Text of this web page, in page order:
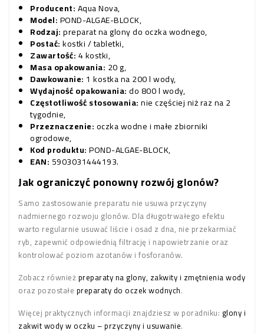
Producent:Aqua Nova,
Model:POND-ALGAE-BLOCK,
Rodzaj:preparat na glony do oczka wodnego,
Postać:kostki / tabletki,
Zawartość:4 kostki,
Masa opakowania: 20 g,
Dawkowanie: 1 kostka na 200 l wody,
Wydajność opakowania:do 800 l wody,
Częstotliwość stosowania:nie częściej niż raz na 2
tygodnie,
Przeznaczenie:oczka wodne i małe zbiorniki
ogrodowe,
Kod produktu:POND-ALGAE-BLOCK,
EAN: 5903031444193.
Jak ograniczyć ponowny rozwój glonów?
Samo zastosowanie preparatu nie usuwa przyczyny
nadmiernego rozwoju glonów. Dla długotrwałego efektu
warto regularnie usuwać liście i osad z dna, nie przekarmiać
ryb, zapewnić odpowiednią filtrację i napowietrzanie oraz
kontrolować poziom azotanów i fosforanów.
Zobacz równieżpreparaty na glony, zakwity i zmętnienia wody
oraz pozostałe preparaty do oczek wodnych.
Więcej praktycznych informacji znajdziesz w poradniku: glony i
zakwit wody w oczku – przyczyny i usuwanie.